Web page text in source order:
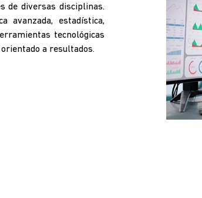
de diversas disciplinas.
avanzada, estadística,
tecnológicas
a resultados.